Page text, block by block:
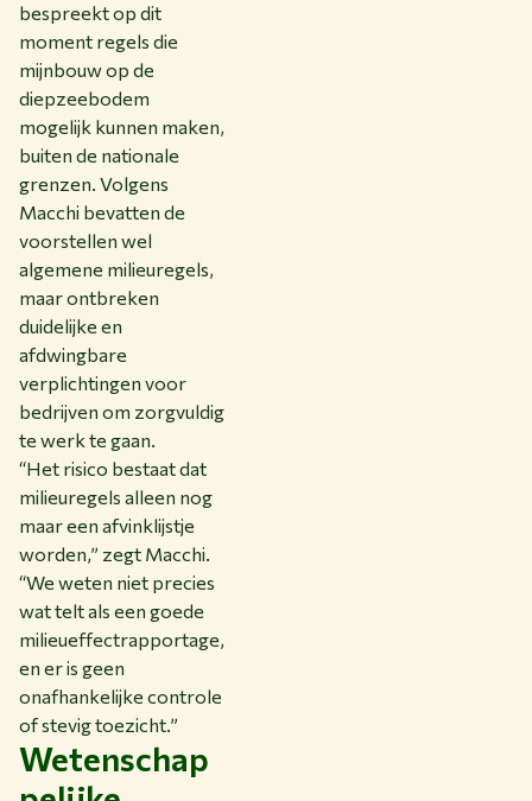
bespreekt op dit
moment regels die
mijnbouw op de
diepzeebodem
mogelijk kunnen maken,
buiten de nationale
grenzen. Volgens
Macchi bevatten de
voorstellen wel
algemene milieuregels,
maar ontbreken
duidelijke en
afdwingbare
verplichtingen voor
bedrijven om zorgvuldig
te werk te gaan.
“Het risico bestaat dat
milieuregels alleen nog
maar een afvinklijstje
worden,” zegt Macchi.
“We weten niet precies
wat telt als een goede
milieueffectrapportage,
en er is geen
onafhankelijke controle
of stevig toezicht.”
Wetenschap